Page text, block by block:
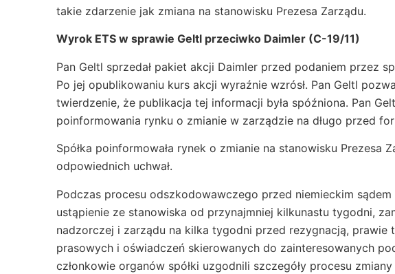
takie zdarzenie jak zmiana na stanowisku Prezesa Zarządu.
Wyrok ETS w sprawie Geltl przeciwko Daimler (C-19/11)
Pan Geltl sprzedał pakiet akcji Daimler przed podaniem przez
Po jej opublikowaniu kurs akcji wyraźnie wzrósł. Pan Geltl
twierdzenie, że publikacja tej informacji była spóźniona. Pan
poinformowania rynku o zmianie w zarządzie na długo przed
Spółka poinformowała rynek o zmianie na stanowisku
odpowiednich uchwał.
Podczas procesu odszkodowawczego przed niemieckim
ustąpienie ze stanowiska od przynajmniej kilkunastu tygodni,
nadzorczej i zarządu na kilka tygodni przed rezygnacją,
prasowych i oświadczeń skierowanych do zainteresowanych
członkowie organów spółki uzgodnili szczegóły procesu